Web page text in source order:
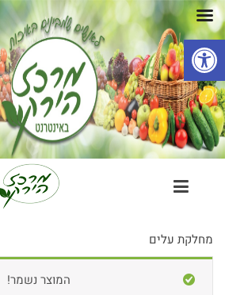
פתח סרגל נגישות
מחלקת עלים
המוצר נשמר!